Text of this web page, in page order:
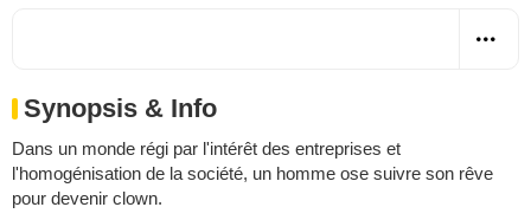
Synopsis & Info
Dans un monde régi par l'intérêt des entreprises et
l'homogénisation de la société, un homme ose suivre son rêve
pour devenir clown.